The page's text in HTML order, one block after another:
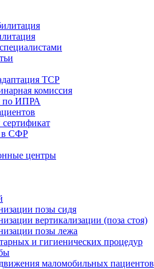
ТСР
комиссия
по ИПРА
в СФР
центры
позы сидя
вертикализации (поза стоя)
позы лежа
и гигиенических процедур
маломобильных пациентов